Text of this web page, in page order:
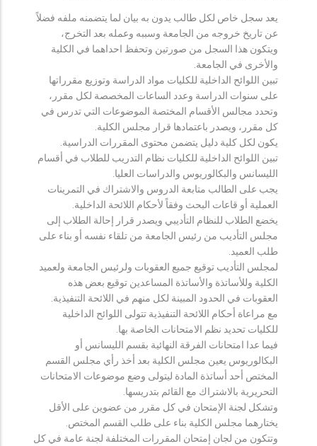
يعد سجل خاص لكل طالب يدون به بيان لما يتضمنه ملفه فضلاً
عن تاريخ خروجه من الجامعة وسببه وعمله بعد التخرج،
ويتكون هذا السجل من صورتين وتحفظ احداهما في الكلية
والأخرى في الجامعة.
تبين اللوائح الداخلية للكليات مواد الدراسة وتوزيع مقرراتها
على سنوات الدراسة وعدد الساعات المخصصة لكل مقرر،
وتحدد مجالس الأقسام المختصة الموضوعات التي تدرس في
كل مقرر، ويصدر باعتمادها قرار مجلس الكلية.
يكون لكل كلية دليل يتضمن محتوى المقررات الدراسية.
تبين اللوائح الداخلية للكليات نظام التدريب للطلاب في أقسام
الليسانس والبكالوريوس والدراسات العليا.
يجب على الطالب متابعة الدروس والاشتراك في التمرينات
العملية أو قاعات البحث وفقاً لأحكام اللائحة الداخلية.
يخضع الطلاب للنظام التأديبي ويصدر قرار إحالة الطلاب إلى
مجلس التأديب من رئيس الجامعة من تلقاء نفسه أو بناء على
طلب العميد.
لمجلس التأديب توقيع جميع العقوبات ولرئيس الجامعة ولعميد
الكلية وللأساتذة والأساتذة المساعدين توقيع بعض هذه
العقوبات في الحدود المبينة لكل منهم في اللائحة التنفيذية.
مع مراعاة أحكام اللائحة التنفيذية تتولى اللوائح الداخلية
للكليات تحديد نظم الامتحانات الخاصة بها.
فيما عدا امتحانات الفرقة النهائية بقسم الليسانس أو
البكالوريوس يعين مجلس الكلية بعد أخذ رأي مجلس القسم
المختص أحد أساتذة المادة ليتولى وضع موضوعات الامتحانات
التحريرية بالاشتراك مع القائم بتدريسها.
وتشكل لجنة الإمتحان في كل مقرر من عضوين على الأقل
يختارهما مجلس الكلية بناء على طلب القسم المختص.
وتتكون من لجان إمتحان المقررات المختلفة لجنة عامة في كل